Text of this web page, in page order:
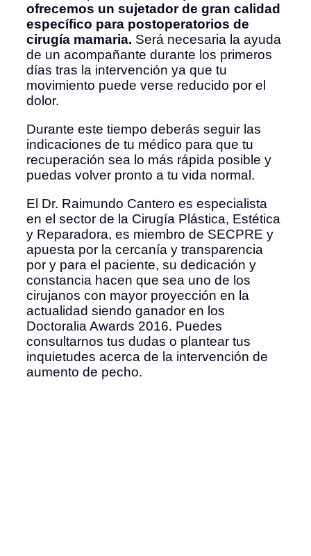
ofrecemos un sujetador de gran calidad
específico para postoperatorios de
cirugía mamaria. Será necesaria la ayuda
de un acompañante durante los primeros
días tras la intervención ya que tu
movimiento puede verse reducido por el
dolor.
Durante este tiempo deberás seguir las
indicaciones de tu médico para que tu
recuperación sea lo más rápida posible y
puedas volver pronto a tu vida normal.
El Dr. Raimundo Cantero es especialista
en el sector de la Cirugía Plástica, Estética
y Reparadora, es miembro de SECPRE y
apuesta por la cercanía y transparencia
por y para el paciente, su dedicación y
constancia hacen que sea uno de los
cirujanos con mayor proyección en la
actualidad siendo ganador en los
Doctoralia Awards 2016. Puedes
consultarnos tus dudas o plantear tus
inquietudes acerca de la intervención de
aumento de pecho.